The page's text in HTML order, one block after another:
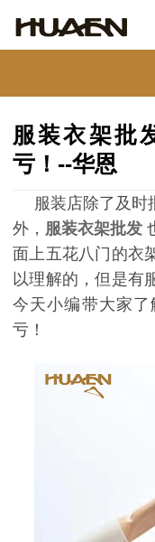
服装衣架批
亏！--华恩
服装店除了及时
外， 服装衣架批发
面上五花八门的衣
以理解的，但是有
今天小编带大家
亏！